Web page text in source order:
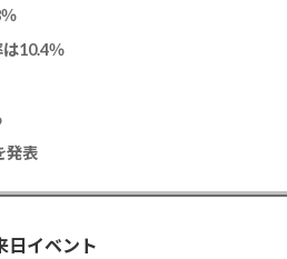
10.4％
発表
日イベント